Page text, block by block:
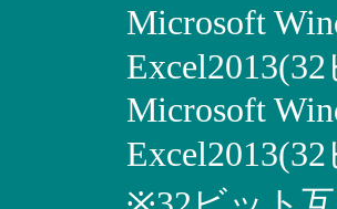
Microsoft
Microsoft